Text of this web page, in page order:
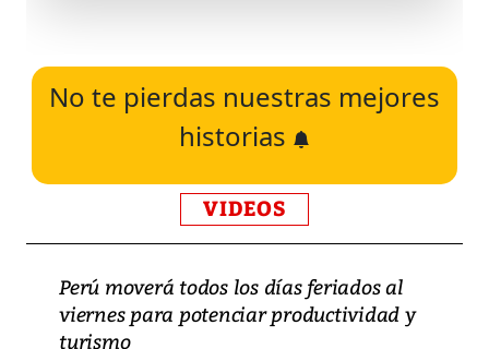
No te pierdas nuestras mejores
historias
VIDEOS
Perú moverá todos los días feriados al
viernes para potenciar productividad y
turismo